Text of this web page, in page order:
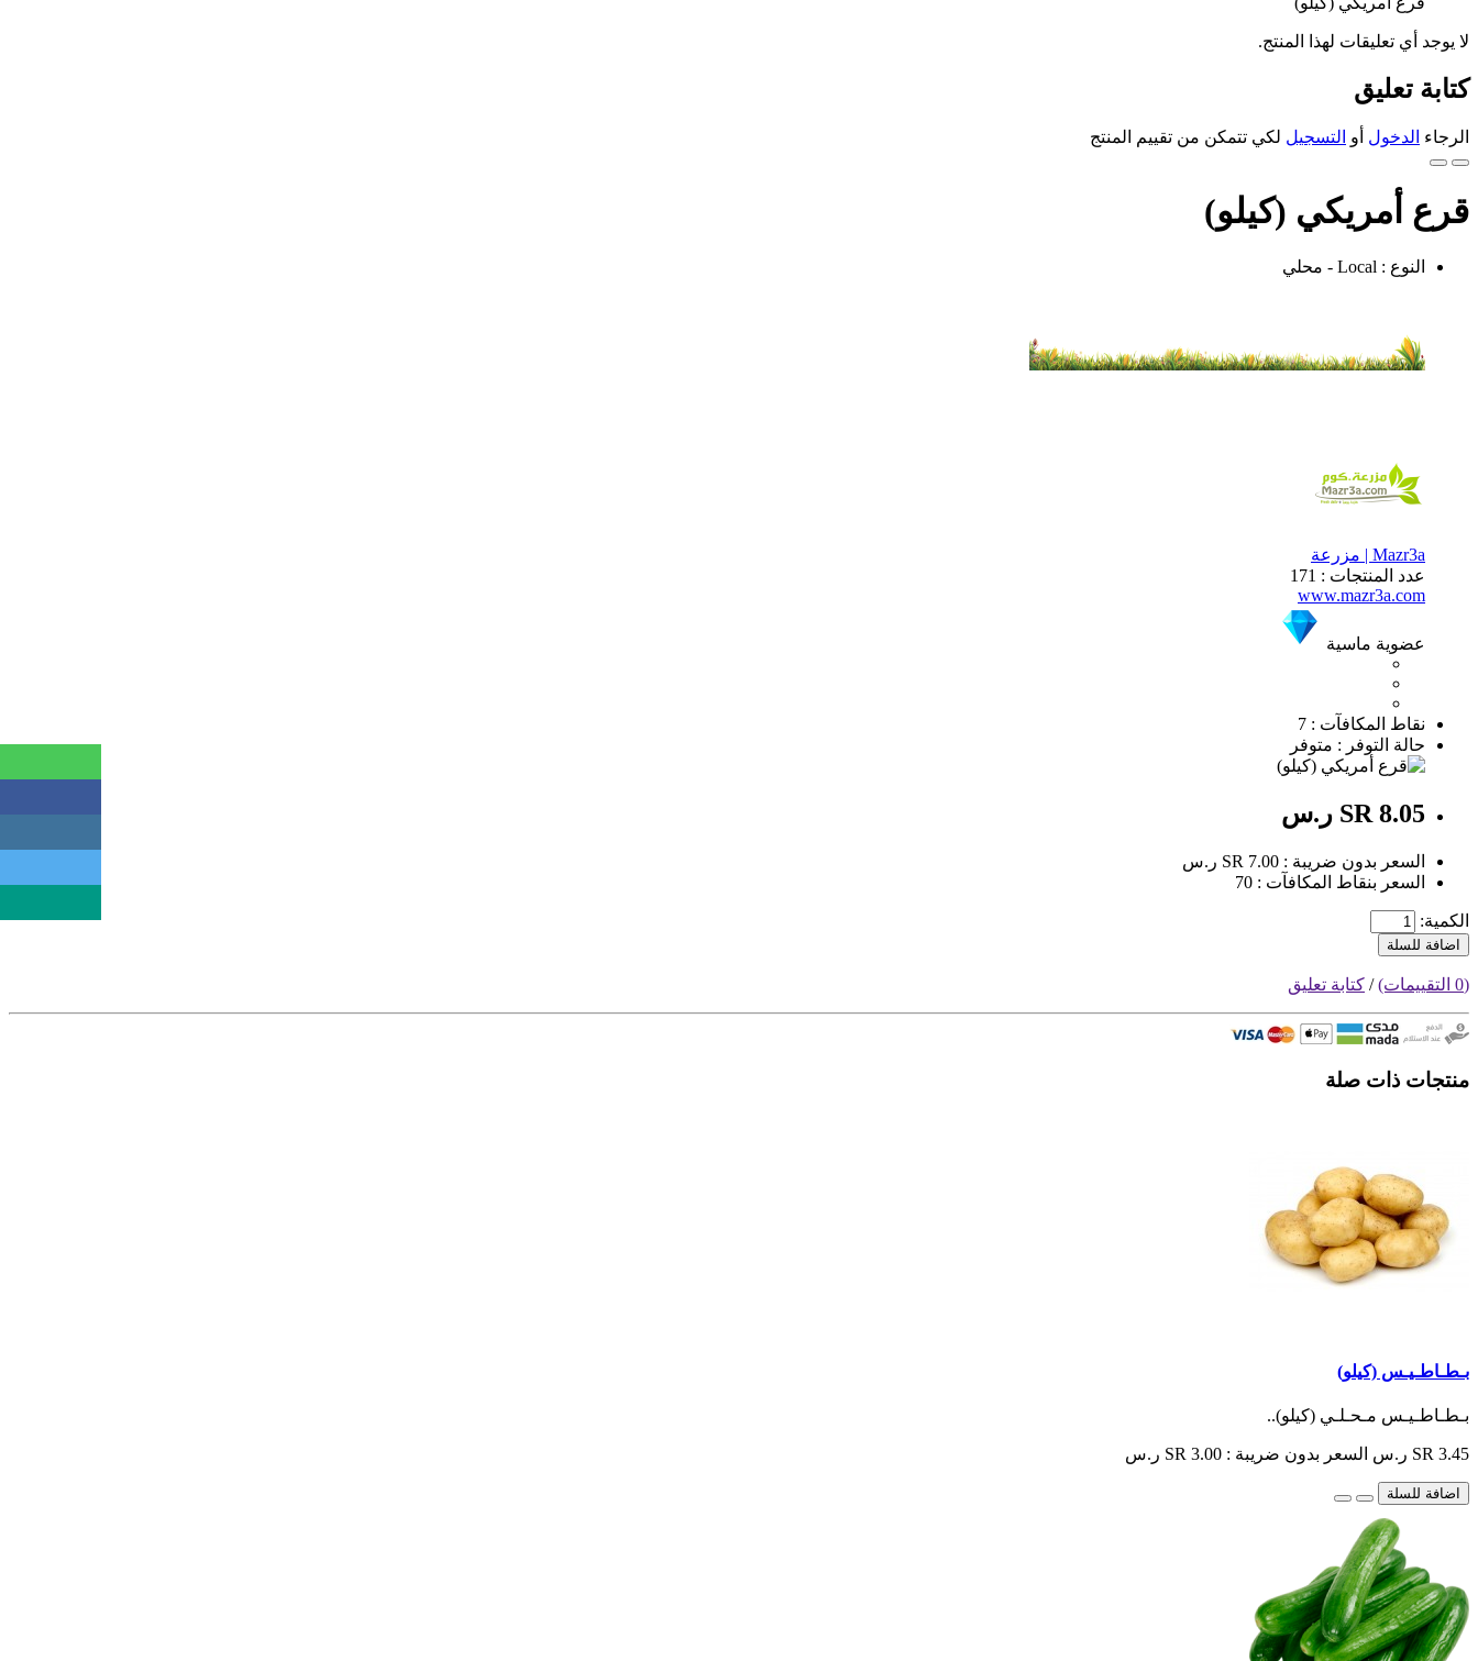
لا يوجد أي تعليقات لهذا المنتج.
كتابة تعليق
الرجاء الدخول أو التسجيل لكي تتمكن من تقييم المنتج
قرع أمريكي (كيلو)
النوع : Local - محلي
Mazr3a | مزرعة
عدد المنتجات : 171
www.mazr3a.com
عضوية ماسية
نقاط المكافآت : 7
حالة التوفر : متوفر
SR 8.05 ر.س
السعر بدون ضريبة : SR 7.00 ر.س
السعر بنقاط المكافآت : 70
الكمية:
اضافة للسلة
(0 التقييمات) / كتابة تعليق
منتجات ذات صلة
بـطـاطـيـس (كيلو)
بـطـاطـيـس مـحـلـي (كيلو)..
SR 3.45 ر.س السعر بدون ضريبة : SR 3.00 ر.س
اضافة للسلة